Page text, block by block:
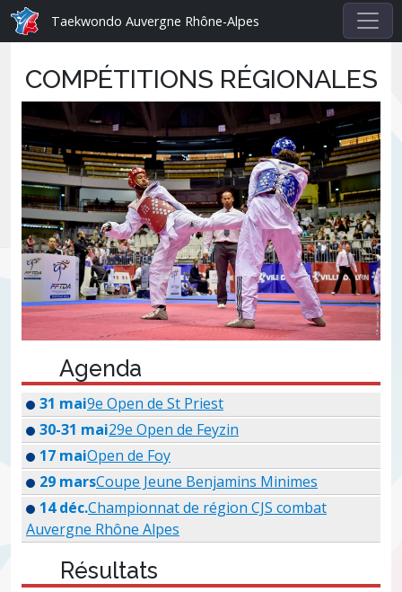
Taekwondo Auvergne Rhône-Alpes
COMPÉTITIONS RÉGIONALES
Agenda
31 mai9e Open de St Priest
30-31 mai29e Open de Feyzin
17 maiOpen de Foy
29 marsCoupe Jeune Benjamins Minimes
14 déc.Championnat de région CJS combat
Auvergne Rhône Alpes
Résultats